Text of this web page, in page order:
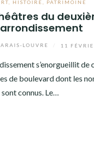
HISTOIRE PATRIMOINE
du
arrondissement
LOUVRE 11
s’enorgueillit de
de boulevard dont les
connus. Le…